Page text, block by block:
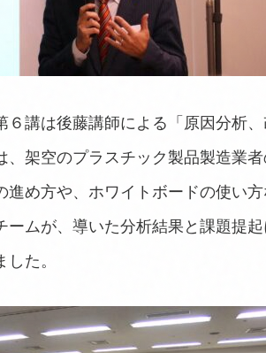
６講は後藤講師による「原因分析
、架空のプラスチック製品製造業
進め方や、ホワイトボードの使い
ームが、導いた分析結果と課題提
た。